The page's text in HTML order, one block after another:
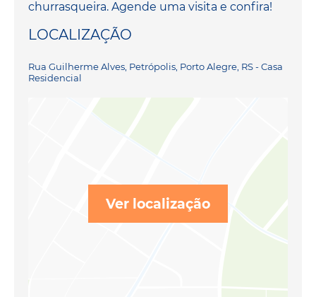
churrasqueira. Agende uma visita e confira!
LOCALIZAÇÃO
Rua Guilherme Alves, Petrópolis, Porto Alegre, RS - Casa
Residencial
Ver localização